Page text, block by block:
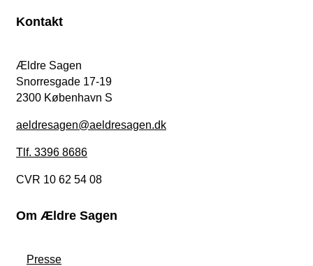
Kontakt
Ældre Sagen
Snorresgade 17-19
2300 København S
aeldresagen@aeldresagen.dk
Tlf. 3396 8686
CVR 10 62 54 08
Om Ældre Sagen
Presse